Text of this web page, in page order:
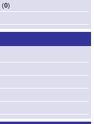
(0)